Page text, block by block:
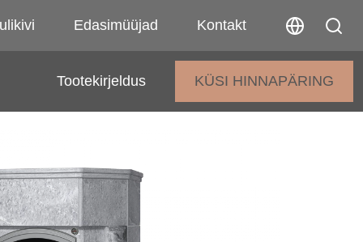
Edasimüüjad Kontakt
Tootekirjeldus KÜSI HINNAPÄRING